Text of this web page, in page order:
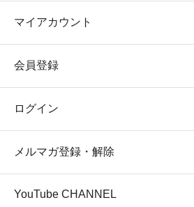
マイアカウント
会員登録
ログイン
メルマガ登録・解除
YouTube CHANNEL